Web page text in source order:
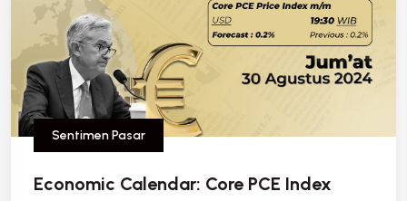
Sentimen Pasar
Economic Calendar: Core PCE Index